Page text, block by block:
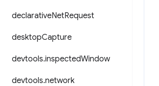
declarativeNetRequest
desktopCapture
devtools.inspectedWindow
devtools.network